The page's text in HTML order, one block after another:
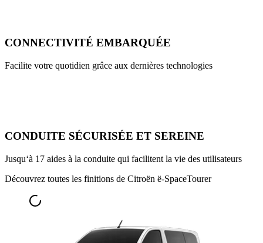
CONNECTIVITÉ EMBARQUÉE
Facilite votre quotidien grâce aux dernières technologies
CONDUITE SÉCURISÉE ET SEREINE
Jusqu‘à 17 aides à la conduite qui facilitent la vie des utilisateurs
Découvrez toutes les finitions de Citroën ë-SpaceTourer